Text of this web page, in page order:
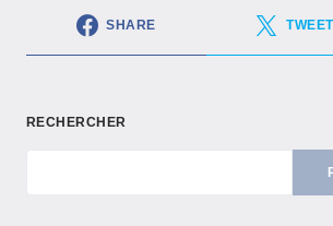
SHARE TWEET
RECHERCHER